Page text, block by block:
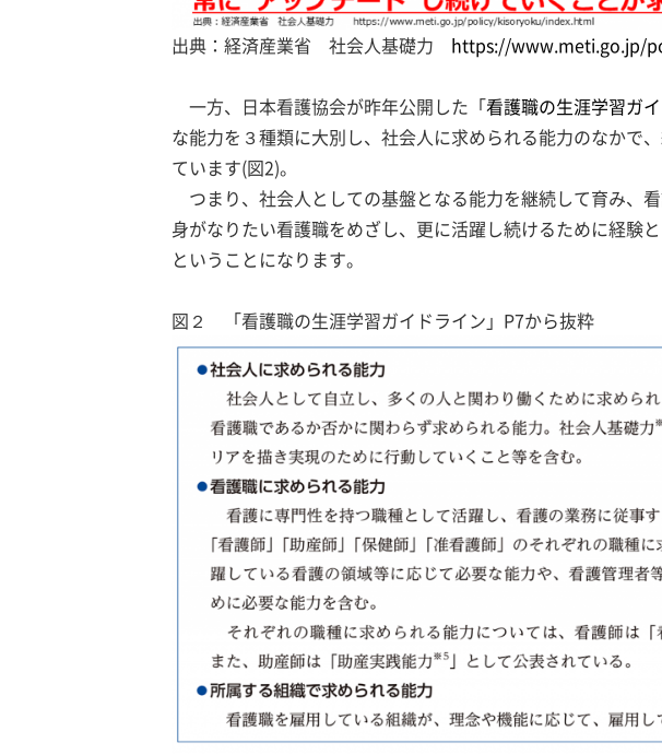
出典：経済産業省 社会人基礎力 https://www.meti.go.jp/
一方、日本看護協会が昨年公開した「看護職の生涯学習ガ
な能力を３種類に大別し、社会人に求められる能力のなかで
ています(図2)。
つまり、社会人としての基盤となる能力を継続して育み、
身がなりたい看護職をめざし、更に活躍し続けるために経験
ということになります。
図２ 「看護職の生涯学習ガイドライン」P7から抜粋